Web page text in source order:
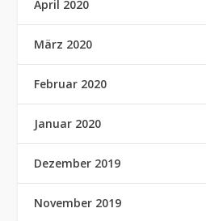
April 2020
März 2020
Februar 2020
Januar 2020
Dezember 2019
November 2019